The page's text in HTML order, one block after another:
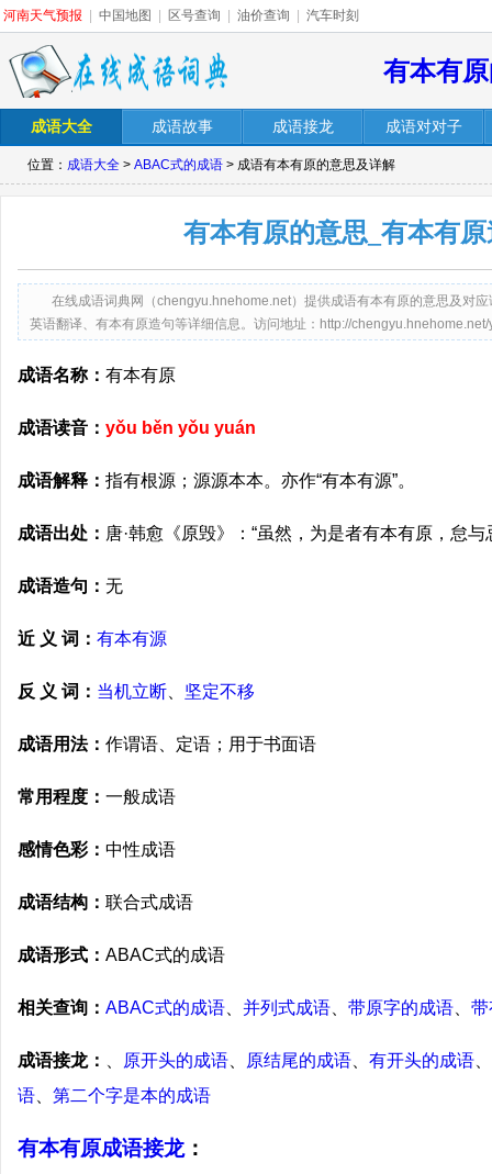
河南天气预报 中国地图 区号查询 油价查询 汽车时刻
有本有
成语大全 成语故事 成语接龙 成语对对子
位置： 成语大全 > ABAC式的成语 > 成语有本有原的意思及详解
有本有原的意思_有本有
在线成语词典网（chengyu.hnehome.net）提供成语有本有原的意思及对
英语翻译、有本有原造句等详细信息。访问地址：http://
成语名称： 有本有原
成语读音： yǒu běn yǒu yuán
成语解释： 指有根源；源源本本。亦作“有本有源”。
成语出处： 唐·韩愈《原毁》：“虽然，为是者有本有原，怠与
成语造句： 无
近 义 词： 有本有源
反 义 词： 当机立断 坚定不移
成语用法： 作谓语、定语；用于书面语
常用程度： 一般成语
感情色彩： 中性成语
成语结构： 联合式成语
成语形式： ABAC式的成语
相关查询： ABAC式的成语 并列式成语 带原字的成语 带
成语接龙： 原开头的成语 原结尾的成语 有开头的成语
语
第二个字是本的成语
有本有原成语接龙：